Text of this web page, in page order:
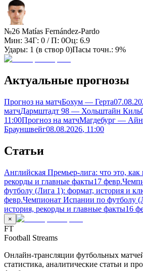
№26 Matías Fernández-Pardo
Мин: 34Г: 0 / П: 0Оц: 6.9
Удары: 1 (в створ 0)Пасы точн.: 9%
Актуальные прогнозы
Прогноз на матчБохум — Герта
матчДармштадт 98 — Хольштайн Киль
11:00Прогноз на матчМагдебург —
Брауншвейг08.08.2026, 11:00
Статьи
Английская Премьер-лига: что это, как
рекорды и главные факты17 февр.
футболу (Лига 1): формат, история и
февр.Чемпионат Испании по футболу
история, рекорды и главные факты16
×
FT
Football Streams
Онлайн-трансляции футбольных
статистика, аналитические статьи и